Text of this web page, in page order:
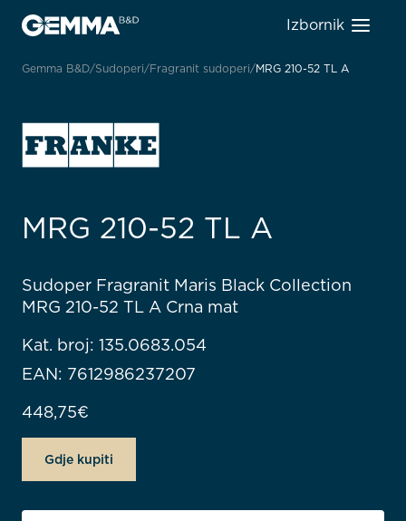
Izbornik
Gemma B&D Sudoperi Fragranit sudoperi MRG 210-52 TL A
MRG 210-52 TL A
Sudoper Fragranit Maris Black Collection
MRG 210-52 TL A Crna mat
Kat. broj: 135.0683.054
EAN: 7612986237207
448,75€
Gdje kupiti